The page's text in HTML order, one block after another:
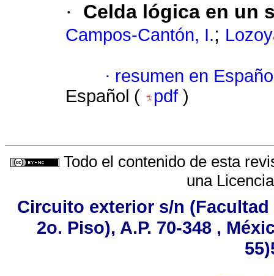
· Celda lógica en un
Campos-Cantón, I.;
· resumen en
Español (
pdf )
Todo el contenido de esta
una
Circuito exterior s/n
2o. Piso), A.P. 70-348 ,